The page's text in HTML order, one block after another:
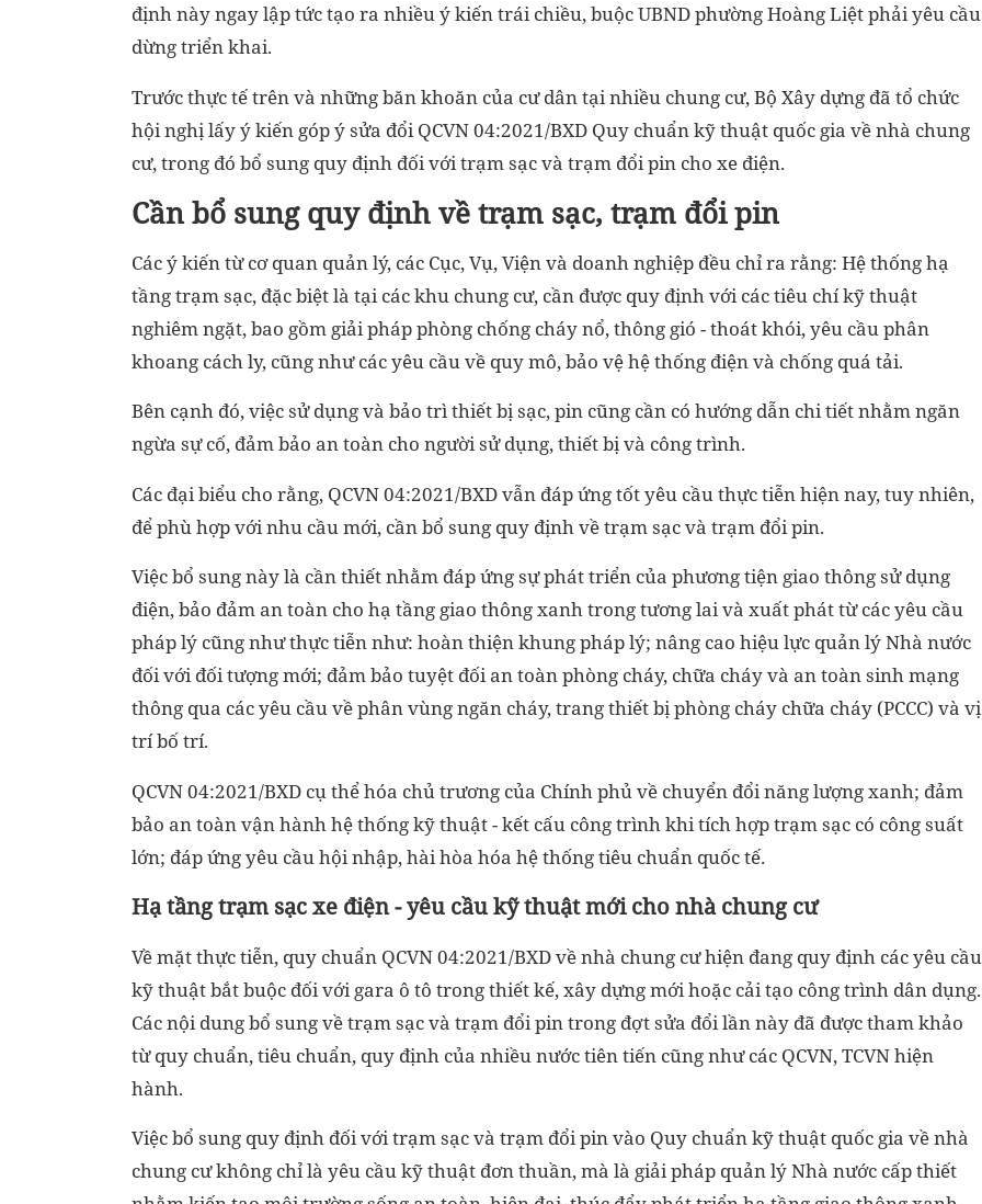
định này ngay lập tức tạo ra nhiều ý kiến trái chiều, buộc UBND phường Hoàng Liệt phải yêu cầu
dừng triển khai.
Trước thực tế trên và những băn khoăn của cư dân tại nhiều chung cư, Bộ Xây dựng đã tổ chức
hội nghị lấy ý kiến góp ý sửa đổi QCVN 04:2021/BXD Quy chuẩn kỹ thuật quốc gia về nhà chung
cư, trong đó bổ sung quy định đối với trạm sạc và trạm đổi pin cho xe điện.
Cần bổ sung quy định về trạm sạc, trạm đổi pin
Các ý kiến từ cơ quan quản lý, các Cục, Vụ, Viện và doanh nghiệp đều chỉ ra rằng: Hệ thống hạ
tầng trạm sạc, đặc biệt là tại các khu chung cư, cần được quy định với các tiêu chí kỹ thuật
nghiêm ngặt, bao gồm giải pháp phòng chống cháy nổ, thông gió - thoát khói, yêu cầu phân
khoang cách ly, cũng như các yêu cầu về quy mô, bảo vệ hệ thống điện và chống quá tải.
Bên cạnh đó, việc sử dụng và bảo trì thiết bị sạc, pin cũng cần có hướng dẫn chi tiết nhằm ngăn
ngừa sự cố, đảm bảo an toàn cho người sử dụng, thiết bị và công trình.
Các đại biểu cho rằng, QCVN 04:2021/BXD vẫn đáp ứng tốt yêu cầu thực tiễn hiện nay, tuy nhiên,
để phù hợp với nhu cầu mới, cần bổ sung quy định về trạm sạc và trạm đổi pin.
Việc bổ sung này là cần thiết nhằm đáp ứng sự phát triển của phương tiện giao thông sử dụng
điện, bảo đảm an toàn cho hạ tầng giao thông xanh trong tương lai và xuất phát từ các yêu cầu
pháp lý cũng như thực tiễn như: hoàn thiện khung pháp lý; nâng cao hiệu lực quản lý Nhà nước
đối với đối tượng mới; đảm bảo tuyệt đối an toàn phòng cháy, chữa cháy và an toàn sinh mạng
thông qua các yêu cầu về phân vùng ngăn cháy, trang thiết bị phòng cháy chữa cháy (PCCC) và vị
trí bố trí.
QCVN 04:2021/BXD cụ thể hóa chủ trương của Chính phủ về chuyển đổi năng lượng xanh; đảm
bảo an toàn vận hành hệ thống kỹ thuật - kết cấu công trình khi tích hợp trạm sạc có công suất
lớn; đáp ứng yêu cầu hội nhập, hài hòa hóa hệ thống tiêu chuẩn quốc tế.
Hạ tầng trạm sạc xe điện - yêu cầu kỹ thuật mới cho nhà chung cư
Về mặt thực tiễn, quy chuẩn QCVN 04:2021/BXD về nhà chung cư hiện đang quy định các yêu cầu
kỹ thuật bắt buộc đối với gara ô tô trong thiết kế, xây dựng mới hoặc cải tạo công trình dân dụng.
Các nội dung bổ sung về trạm sạc và trạm đổi pin trong đợt sửa đổi lần này đã được tham khảo
từ quy chuẩn, tiêu chuẩn, quy định của nhiều nước tiên tiến cũng như các QCVN, TCVN hiện
hành.
Việc bổ sung quy định đối với trạm sạc và trạm đổi pin vào Quy chuẩn kỹ thuật quốc gia về nhà
chung cư không chỉ là yêu cầu kỹ thuật đơn thuần, mà là giải pháp quản lý Nhà nước cấp thiết